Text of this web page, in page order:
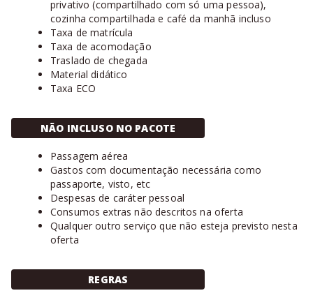
privativo (compartilhado com só uma pessoa),
cozinha compartilhada e café da manhã incluso
Taxa de matrícula
Taxa de acomodação
Traslado de chegada
Material didático
Taxa ECO
NÃO INCLUSO NO PACOTE
Passagem aérea
Gastos com documentação necessária como
passaporte, visto, etc
Despesas de caráter pessoal
Consumos extras não descritos na oferta
Qualquer outro serviço que não esteja previsto nesta
oferta
REGRAS